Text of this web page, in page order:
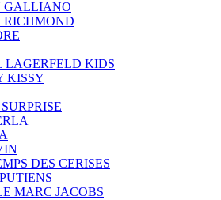
GALLIANO
RICHMOND
LAGERFELD KIDS
KISSY
DES CERISES
MARC JACOBS